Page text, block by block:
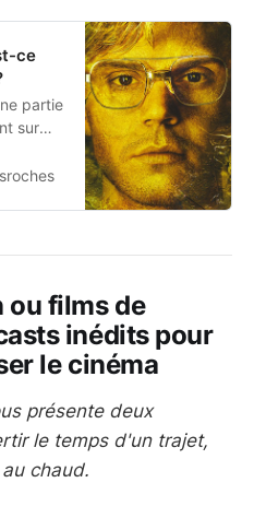
ce
partie
sur
-
ou films de
inédits pour
le cinéma
présente deux
le temps d'un trajet,
chaud.